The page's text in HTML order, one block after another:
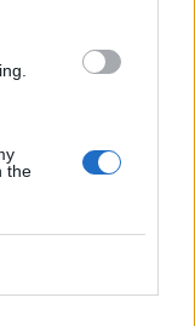
the
à Éviter à Tout